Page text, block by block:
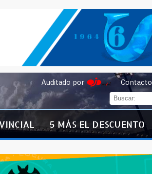
Auditado por Contacto
5 MÁS EL DESCUENTO